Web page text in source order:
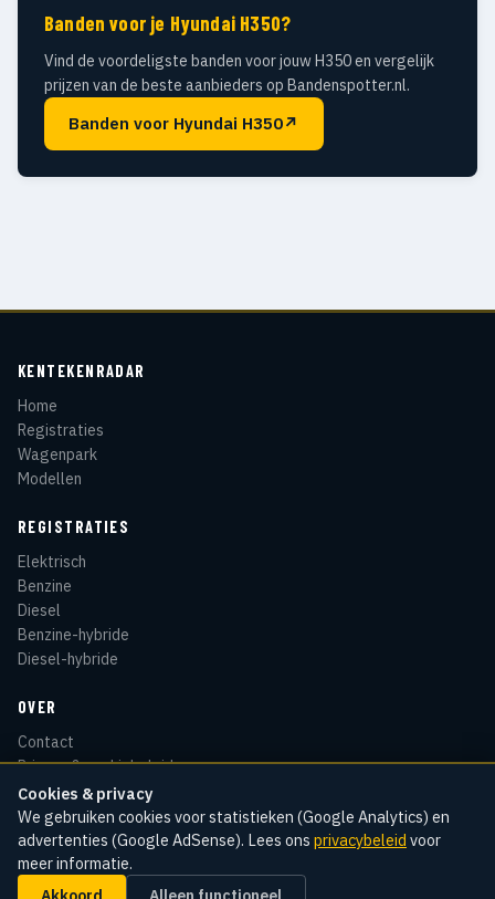
Cookies & privacy
We gebruiken cookies voor statistieken (Google Analytics) en
advertenties (Google AdSense). Lees ons privacybeleid voor
meer informatie.
Banden voor je Hyundai H350?
Vind de voordeligste banden voor jouw H350 en vergelijk
prijzen van de beste aanbieders op Bandenspotter.nl.
Banden voor Hyundai H350↗
KENTEKENRADAR
Home
Registraties
Wagenpark
Modellen
REGISTRATIES
Elektrisch
Benzine
Diesel
Benzine-hybride
Diesel-hybride
OVER
Contact
Privacy & cookiebeleid
Disclaimer
Sitemap